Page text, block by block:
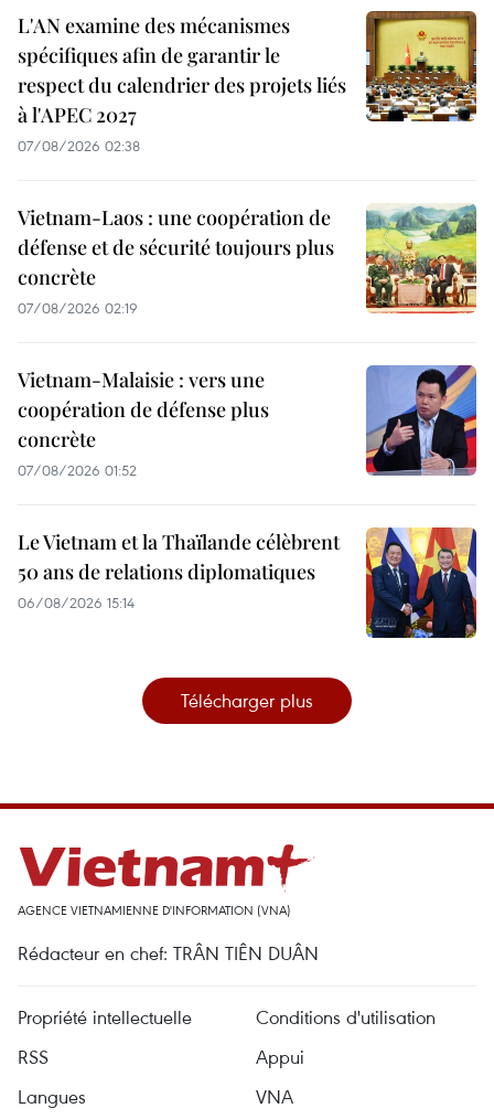
L'AN examine des mécanismes
spécifiques afin de garantir le
respect du calendrier des projets liés
à l'APEC 2027
07/08/2026 02:38
Vietnam-Laos : une coopération de
défense et de sécurité toujours plus
concrète
07/08/2026 02:19
Vietnam-Malaisie : vers une
coopération de défense plus
concrète
07/08/2026 01:52
Le Vietnam et la Thaïlande célèbrent
50 ans de relations diplomatiques
06/08/2026 15:14
Télécharger plus
AGENCE VIETNAMIENNE D'INFORMATION (VNA)
Rédacteur en chef: TRÂN TIÊN DUÂN
Propriété intellectuelle
Conditions d'utilisation
RSS
Appui
Langues
VNA